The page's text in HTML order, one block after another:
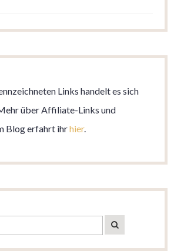
Links handelt es sich
über Affiliate-Links und
Blog erfahrt ihrhier.